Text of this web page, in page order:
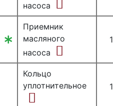
насоса
Приемник
масляного
насоса
1
Кольцо
уплотнительное
1